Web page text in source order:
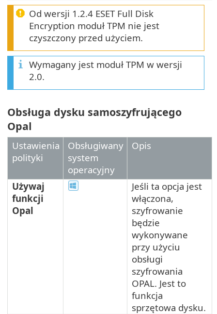
Od wersji 1.2.4 ESET Full Disk
Encryption moduł TPM nie jest
czyszczony przed użyciem.
Wymagany jest moduł TPM w wersji
2.0.
Obsługa dysku samoszyfrującego
Opal
Ustawienia
polityki
Obsługiwany
system
operacyjny
Opis
Używaj
funkcji
Opal
Jeśli ta opcja jest
włączona,
szyfrowanie
będzie
wykonywane
przy użyciu
obsługi
szyfrowania
OPAL. Jest to
funkcja
sprzętowa dysku.